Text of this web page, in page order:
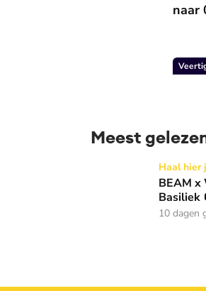
naar
Meest
BEAM x WAY: Kom
Haal hier
BEAM x
Basiliek
10 dagen